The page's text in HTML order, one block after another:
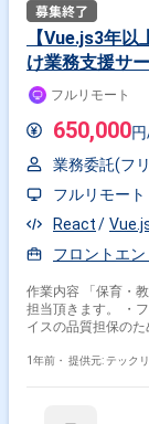
【Vue.js3年
け業務支援サ
スの案件・求人
フルリモート
650,000
業務委託(フ
フルリモート
React
フロントエ
作業内容 「保育・
担当頂きます。 ・
イスの品質担保の
JavaScript ・インフラ：EC2 / Lambda /
1年前・ 提供元: テック